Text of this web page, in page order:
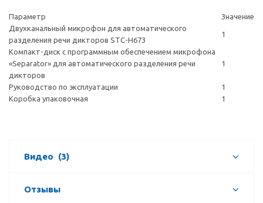
Параметр
Значение
Двухканальный микрофон для автоматического
разделения речи дикторов STC-H673
1
Компакт-диск с программным обеспечением микрофона
«Separator» для автоматического разделения речи
дикторов
1
Руководство по эксплуатации
1
Коробка упаковочная
1
Видео (3)
Отзывы